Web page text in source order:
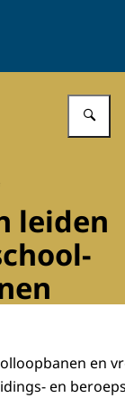
leiden
en
en